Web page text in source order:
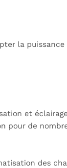
la
et
pour de
des